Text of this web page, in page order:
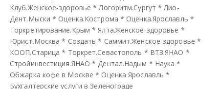
Клуб.Женское-здоровье *Логоритм.Сургут *Лио-
Дент.Мыски * Оценка.Кострома * Оценка.Ярославль *
Торкретирование.Крым *Ялта.Женское-здоровье *
Юрист.Москва * Создать * Саммит.Женское-здоровье *
КООП.Старица * Торкрет.Севастополь * ВТЗ.ЯНАО *
Стройинвестиция.ЯНАО *Дентал.Надым * Наука *
Обжарка кофе в Москве * Оценка Ярославль *
Бухгалтерские услуги в Зеленограде